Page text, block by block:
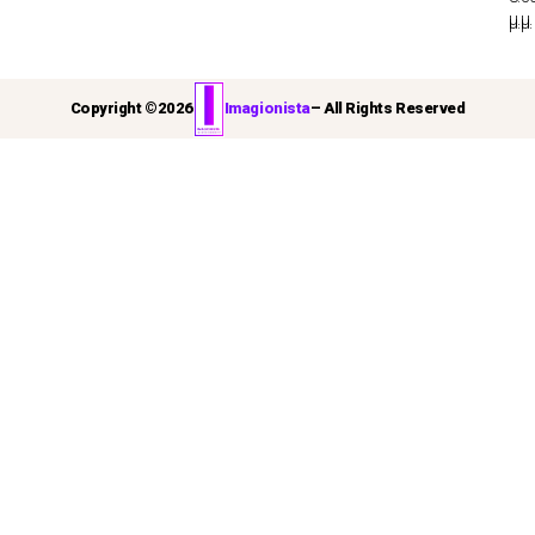
μ.μ.
μ.μ.
Copyright ©2026 Imagionista– All Rights Reserved